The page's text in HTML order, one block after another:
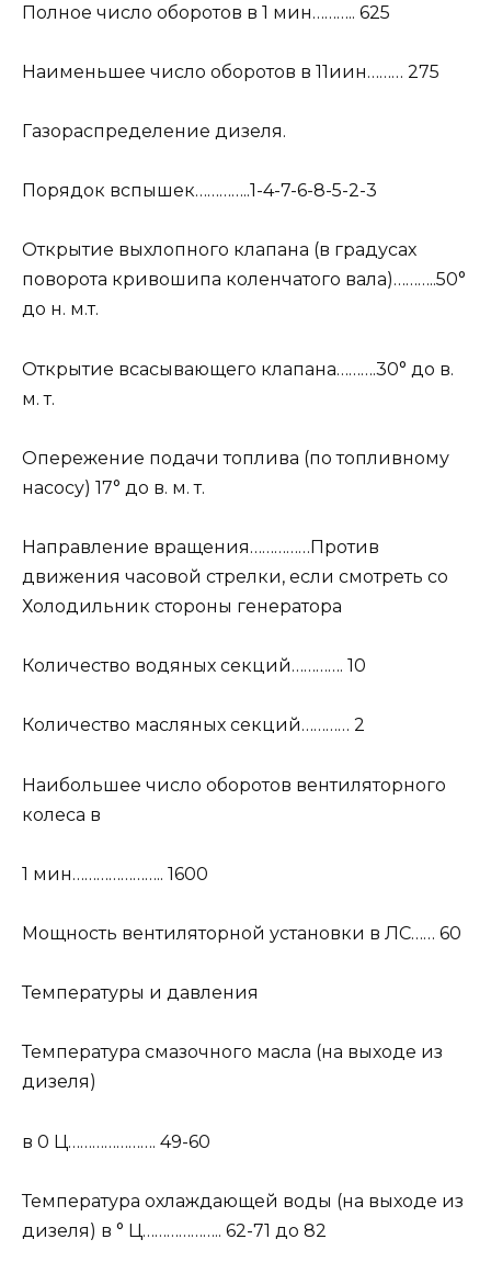
Полное число оборотов в 1 мин……….. 625
Наименьшее число оборотов в 11иин……… 275
Газораспределение дизеля.
Порядок вспышек…………..1-4-7-6-8-5-2-3
Открытие выхлопного клапана (в градусах
поворота кривошипа коленчатого вала)………..50°
до н. м.т.
Открытие всасывающего клапана……….30° до в.
м. т.
Опережение подачи топлива (по топливному
насосу) 17° до в. м. т.
Направление вращения……………Против
движения часовой стрелки, если смотреть со
Холодильник стороны генератора
Количество водяных секций…………. 10
Количество масляных секций………… 2
Наибольшее число оборотов вентиляторного
колеса в
1 мин………………….. 1600
Мощность вентиляторной установки в ЛС…… 60
Температуры и давления
Температура смазочного масла (на выходе из
дизеля)
в 0 Ц…………………. 49-60
Температура охлаждающей воды (на выходе из
дизеля) в ° Ц……………….. 62-71 до 82